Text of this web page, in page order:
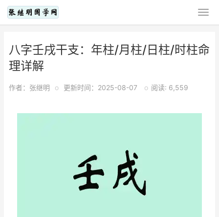
八字壬戌干支：年柱/月柱/日柱/时柱命
理详解
作者：张继明 o 更新时间：2025-08-07 o 阅读: 6,559